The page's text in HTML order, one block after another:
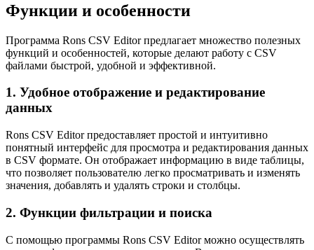
Функции и особенности
Программа Rons CSV Editor предлагает множество полезных
функций и особенностей, которые делают работу с CSV
файлами быстрой, удобной и эффективной.
1. Удобное отображение и редактирование
данных
Rons CSV Editor предоставляет простой и интуитивно
понятный интерфейс для просмотра и редактирования данных
в CSV формате. Он отображает информацию в виде таблицы,
что позволяет пользователю легко просматривать и изменять
значения, добавлять и удалять строки и столбцы.
2. Функции фильтрации и поиска
С помощью программы Rons CSV Editor можно осуществлять